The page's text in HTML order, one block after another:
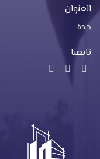
العنوان
جدة
تابعنا